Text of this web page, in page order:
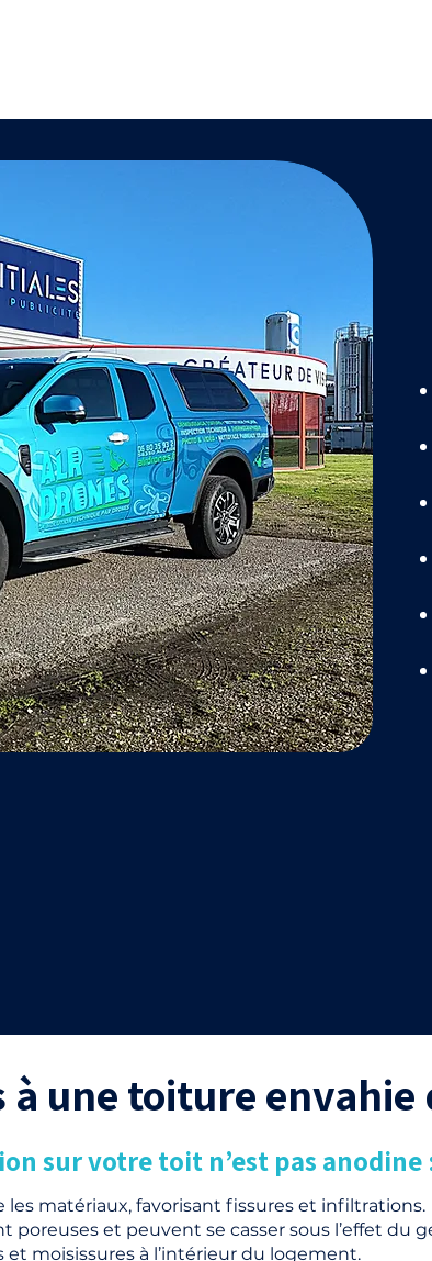
à une toiture envahie
sur votre toit n’est pas anodine
les matériaux, favorisant fissures et infiltrations.
poreuses et peuvent se casser sous l’effet du
et moisissures à l’intérieur du logement.